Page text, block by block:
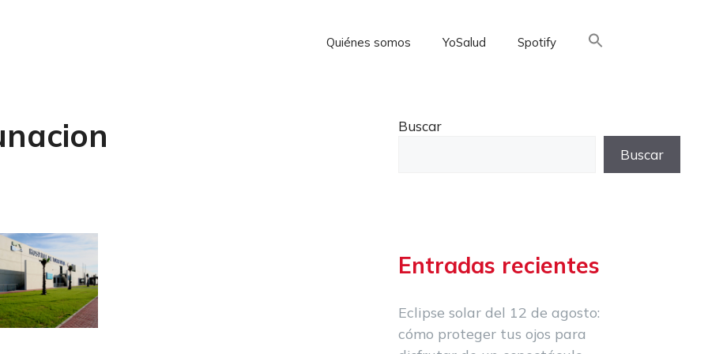
Quiénes somos YoSalud Spotify
Buscar
Buscar
Entradas recientes
Eclipse solar del 12 de agosto:
cómo proteger tus ojos para